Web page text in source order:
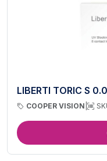
LIBERTI TORIC S
COOPER VISION